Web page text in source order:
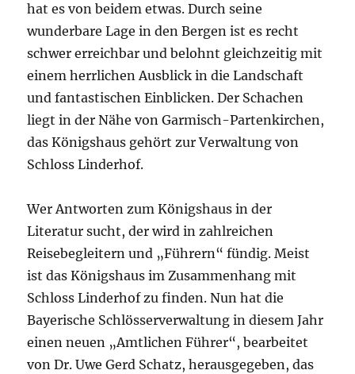
hat es von beidem etwas. Durch seine
wunderbare Lage in den Bergen ist es recht
schwer erreichbar und belohnt gleichzeitig mit
einem herrlichen Ausblick in die Landschaft
und fantastischen Einblicken. Der Schachen
liegt in der Nähe von Garmisch-Partenkirchen,
das Königshaus gehört zur Verwaltung von
Schloss Linderhof.
Wer Antworten zum Königshaus in der
Literatur sucht, der wird in zahlreichen
Reisebegleitern und „Führern“ fündig. Meist
ist das Königshaus im Zusammenhang mit
Schloss Linderhof zu finden. Nun hat die
Bayerische Schlösserverwaltung in diesem Jahr
einen neuen „Amtlichen Führer“, bearbeitet
von Dr. Uwe Gerd Schatz, herausgegeben, das